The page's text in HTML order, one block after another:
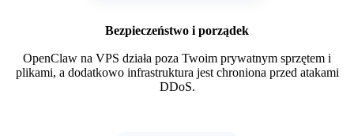
Bezpieczeństwo i porządek
OpenClaw na VPS działa poza Twoim prywatnym sprzętem i
plikami, a dodatkowo infrastruktura jest chroniona przed atakami
DDoS.